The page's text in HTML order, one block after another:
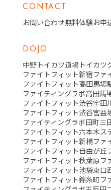
CONTACT
お問い合わせ無料体験お申
DOJO
中野トイカツ道場 トイカツ
ファイトフィット新宿ファ
ファイトフィット高田馬場
ファイティングラボ高田馬
ファイトフィット渋谷宇田
ファイトフィット渋谷宮益
ファイティングラボ田町三
ファイトフィット六本木ス
ファイトフィット新橋ファ
ファイトフィット自由が丘
ファイトフィット秋葉原フ
ファイトフィット池袋東口
ファイトフィット錦糸町フ